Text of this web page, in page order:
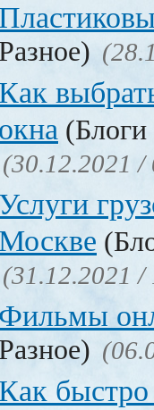
Разное)
Как
окна (Блоги
(30.12.2021 /
Услуги
Москве
(31.12.2021 /
Фильмы
Разное)
Как быстро